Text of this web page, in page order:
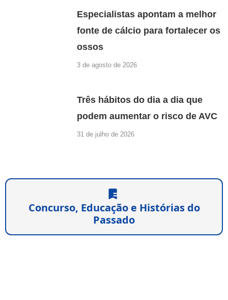
Especialistas apontam a melhor
fonte de cálcio para fortalecer os
ossos
3 de agosto de 2026
Três hábitos do dia a dia que
podem aumentar o risco de AVC
31 de julho de 2026
Concurso, Educação e Histórias do
Passado